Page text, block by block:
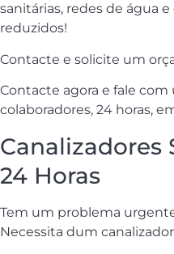
sanitárias, redes de água
reduzidos!
Contacte e solicite um
Contacte agora e fale com
colaboradores, 24 horas,
Canalizadores
24 Horas
Tem um problema
Necessita dum